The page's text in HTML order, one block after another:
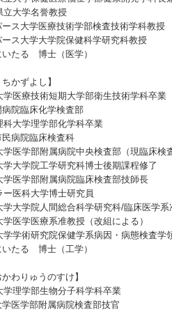
大学名誉教授
医療技術学部検査技術学科教授
大学院保健科学研究科教授
博士（医学）
かずよし】
医療技術短期大学部衛生技術学科卒業
臨床化学検査部
大学理学部化学科卒業
院臨床検査科
医学部附属病院中央検査部（現臨床検査
大学院工学研究科博士後期課程修了
医学部附属病院臨床検査部技師長
医科大学博士研究員
大学院人間総合科学研究科/臨床医学系
医学医療系准教授（改組による）
学術研究院保健学系病因・病態検査学
博士（工学）
わりゅうのすけ】
理学部生物分子科学科卒業
学部附属病院検査部技官